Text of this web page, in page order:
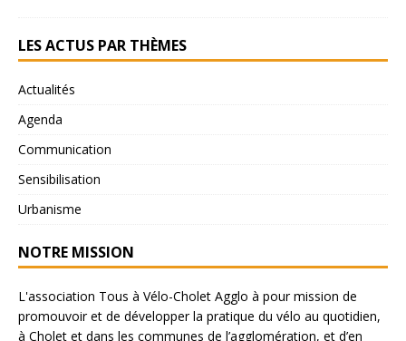
LES ACTUS PAR THÈMES
Actualités
Agenda
Communication
Sensibilisation
Urbanisme
NOTRE MISSION
L'association Tous à Vélo-Cholet Agglo à pour mission de
promouvoir et de développer la pratique du vélo au quotidien,
à Cholet et dans les communes de l’agglomération, et d’en